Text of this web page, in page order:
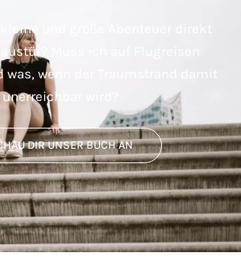
kleine und große Abenteuer direkt
Muss ich auf Flugreisen
was, wenn der Traumstrand damit
unerreichbar wird?
DIR UNSER BUCH AN